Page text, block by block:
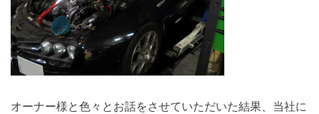
オーナー様と色々とお話をさせていただいた結果、当社に